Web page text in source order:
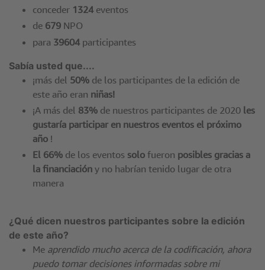
conceder 1324 eventos
de 679 NPO
para 39604 participantes
Sabía usted que....
¡más del 50% de los participantes de la edición de
este año eran niñas!
¡A más del 83% de nuestros participantes de 2020 les
gustaría participar en nuestros eventos el próximo
año !
El 66% de los eventos solo fueron posibles gracias a
la financiación y no habrían tenido lugar de otra
manera
¿Qué dicen nuestros participantes sobre la edición
de este año?
Me aprendido mucho acerca de la codificación, ahora
puedo tomar decisiones informadas sobre mi